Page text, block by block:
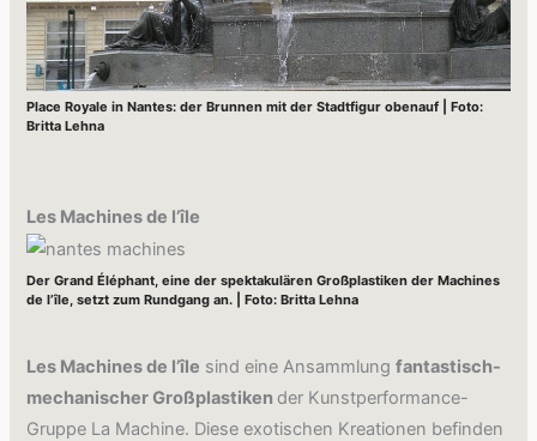
Place Royale in Nantes: der Brunnen mit der Stadtfigur obenauf | Foto:
Britta Lehna
Les Machines de l’île
Der Grand Éléphant, eine der spektakulären Großplastiken der Machines
de l’île, setzt zum Rundgang an. | Foto: Britta Lehna
Les Machines de l’île sind eine Ansammlungfantastisch-
mechanischer Großplastiken der Kunstperformance-
Gruppe La Machine. Diese exotischen Kreationen befinden